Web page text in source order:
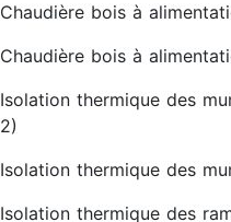
Chaudière bois à
Chaudière bois à
Isolation thermique des
2)
Isolation thermique des
Isolation thermique des